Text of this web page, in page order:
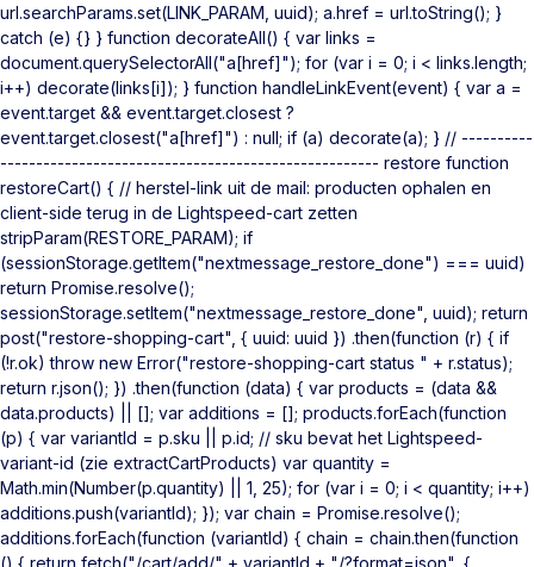
url.searchParams.set(LINK_PARAM, uuid); a.href = url.toString(); }
catch (e) {} } function decorateAll() { var links =
document.querySelectorAll("a[href]"); for (var i = 0; i < links.length;
i++) decorate(links[i]); } function handleLinkEvent(event) { var a =
event.target && event.target.closest ?
event.target.closest("a[href]") : null; if (a) decorate(a); } // ----------
----------------------------------------------------- restore function
restoreCart() { // herstel-link uit de mail: producten ophalen en
client-side terug in de Lightspeed-cart zetten
stripParam(RESTORE_PARAM); if
(sessionStorage.getItem("nextmessage_restore_done") === uuid)
return Promise.resolve();
sessionStorage.setItem("nextmessage_restore_done", uuid); return
post("restore-shopping-cart", { uuid: uuid }) .then(function (r) { if
(!r.ok) throw new Error("restore-shopping-cart status " + r.status);
return r.json(); }) .then(function (data) { var products = (data &&
data.products) || []; var additions = []; products.forEach(function
(p) { var variantId = p.sku || p.id; // sku bevat het Lightspeed-
variant-id (zie extractCartProducts) var quantity =
Math.min(Number(p.quantity) || 1, 25); for (var i = 0; i < quantity; i++)
additions.push(variantId); }); var chain = Promise.resolve();
additions.forEach(function (variantId) { chain = chain.then(function
() { return fetch("/cart/add/" + variantId + "/?format=json", {